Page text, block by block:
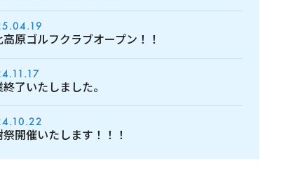
高原ゴルフクラブオープン！！
終了いたしました。
開催いたします！！！